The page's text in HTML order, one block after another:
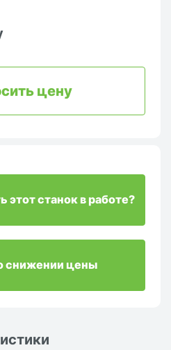
цену
этот станок в работе?
снижении цены